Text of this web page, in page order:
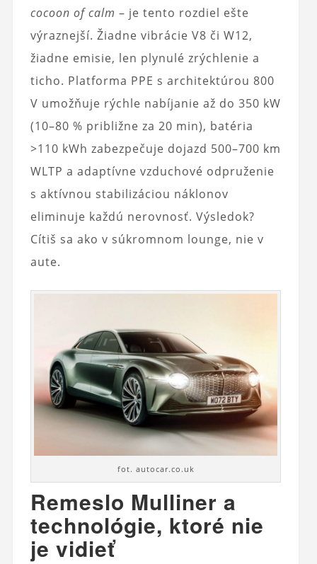
cocoon of calm – je tento rozdiel ešte
výraznejší. Žiadne vibrácie V8 či W12,
žiadne emisie, len plynulé zrýchlenie a
ticho. Platforma PPE s architektúrou 800
V umožňuje rýchle nabíjanie až do 350 kW
(10–80 % približne za 20 min), batéria
>110 kWh zabezpečuje dojazd 500–700 km
WLTP a adaptívne vzduchové odpruženie
s aktívnou stabilizáciou náklonov
eliminuje každú nerovnosť. Výsledok?
Cítiš sa ako v súkromnom lounge, nie v
aute.
fot. autocar.co.uk
Remeslo Mulliner a
technológie, ktoré nie
je vidieť